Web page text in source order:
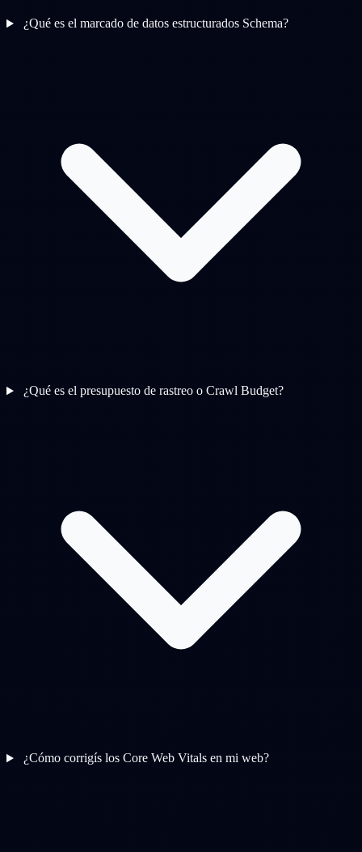
¿Qué es el marcado de datos estructurados Schema?
¿Qué es el presupuesto de rastreo o Crawl Budget?
¿Cómo corrigís los Core Web Vitals en mi web?